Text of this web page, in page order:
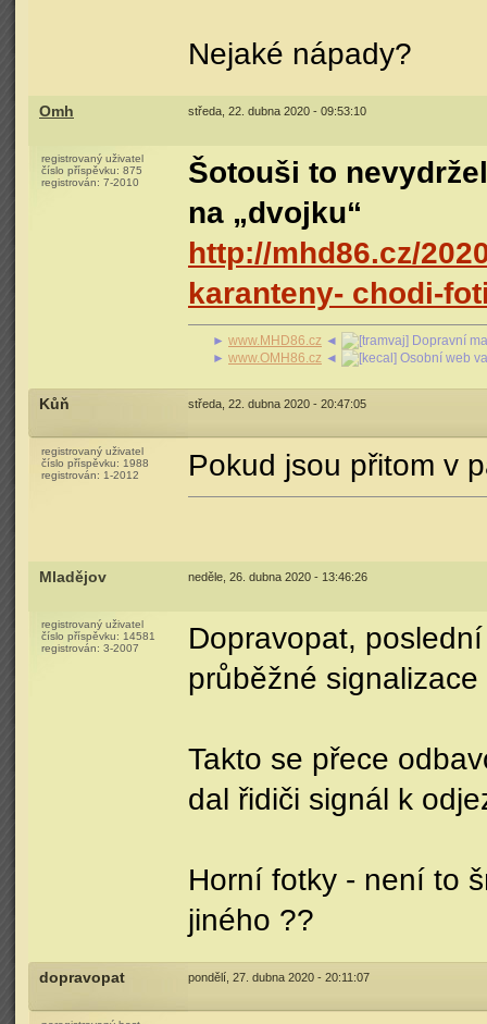
Nejaké nápady?
Omh středa, 22. dubna 2020 - 09:53:10
registrovaný uživatel
číslo příspěvku: 875
registrován: 7-2010
Šotouši to
na „dvojku“
http://mhd86.cz/
karanteny- chodi-
► www.MHD86.cz ◄
Dopravní
► www.OMH86.cz ◄ Osobní web
Kůň středa, 22. dubna 2020 - 20:47:05
registrovaný uživatel
číslo příspěvku: 1988
registrován: 1-2012 Pokud jsou přitom v
Mladějov neděle, 26. dubna 2020 - 13:46:26
registrovaný uživatel
číslo příspěvku: 14581
registrován: 3-2007
Dopravopat,
průběžné
Takto se přece
dal řidiči signál k
Horní fotky - není to
jiného ??
dopravopat pondělí, 27. dubna 2020 - 20:11:07